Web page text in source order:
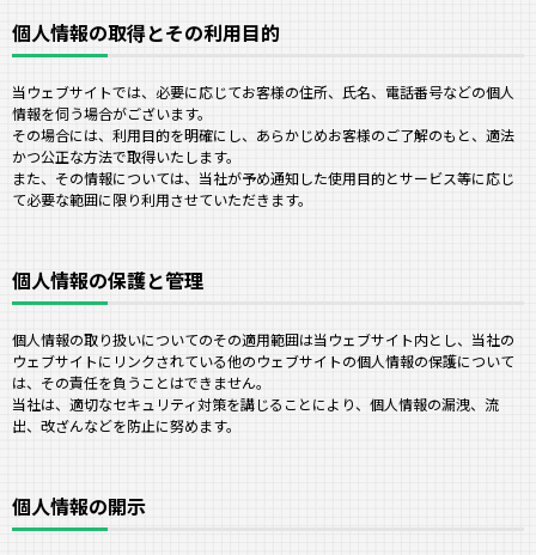
個人情報の取得とその利用目的
当ウェブサイトでは、必要に応じてお客様の住所、氏名、電話番号などの個人
情報を伺う場合がございます。
その場合には、利用目的を明確にし、あらかじめお客様のご了解のもと、適法
かつ公正な方法で取得いたします。
また、その情報については、当社が予め通知した使用目的とサービス等に応じ
て必要な範囲に限り利用させていただきます。
個人情報の保護と管理
個人情報の取り扱いについてのその適用範囲は当ウェブサイト内とし、当社の
ウェブサイトにリンクされている他のウェブサイトの個人情報の保護について
は、その責任を負うことはできません。
当社は、適切なセキュリティ対策を講じることにより、個人情報の漏洩、流
出、改ざんなどを防止に努めます。
個人情報の開示